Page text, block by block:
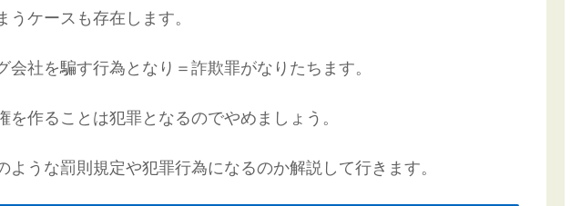
ケースも存在します。
会社を騙す行為となり＝詐欺罪がなりたちます。
作ることは犯罪となるのでやめましょう。
うな罰則規定や犯罪行為になるのか解説して行きます。